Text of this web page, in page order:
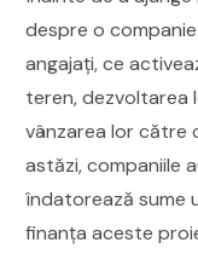
despre o
angajați, ce
teren, dezvoltarea
vânzarea lor către
astăzi, companiile
îndatorează sume
finanța aceste